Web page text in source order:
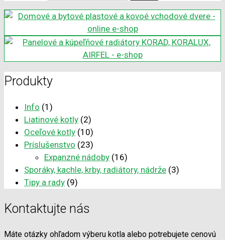
Produkty
Info (1)
Liatinové kotly (2)
Oceľové kotly (10)
Príslušenstvo (23)
Expanzné nádoby (16)
Sporáky, kachle, krby, radiátory, nádrže (3)
Tipy a rady (9)
Kontaktujte nás
Máte otázky ohľadom výberu kotla alebo potrebujete cenovú